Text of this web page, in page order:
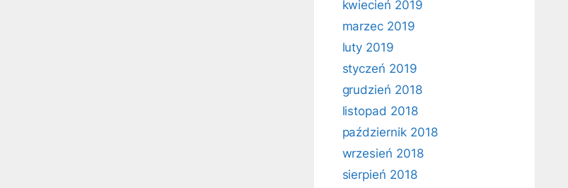
kwiecień 2019
marzec 2019
luty 2019
styczeń 2019
grudzień 2018
listopad 2018
październik 2018
wrzesień 2018
sierpień 2018